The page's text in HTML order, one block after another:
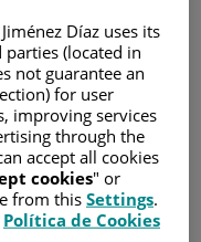
en Medicina
Finalizado en
Propio en Uro-
en la
Díaz uses its
(located in
not guarantee an
for user
improving services
through the
accept all cookies
cookies" or
from thisSettings.
Política de Cookies